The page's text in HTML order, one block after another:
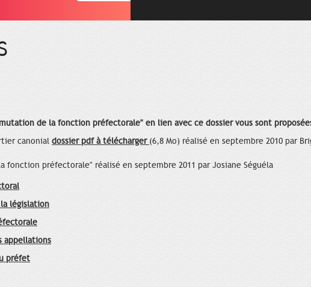
de la fonction préfectorale" en lien avec ce dossier vous sont
canonial dossier pdf à télécharger (6,8 Mo) réalisé en septembre 2010 par
fonction préfectorale" réalisé en septembre 2011 par Josiane Séguéla
législation
appellations
préfet